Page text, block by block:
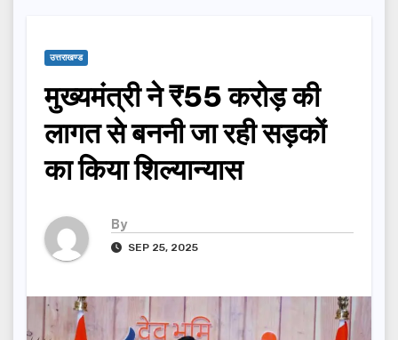
उत्तराखण्ड
मुख्यमंत्री ने ₹55 करोड़ की
लागत से बननी जा रही सड़कों
का किया शिल्यान्यास
By
SEP 25, 2025